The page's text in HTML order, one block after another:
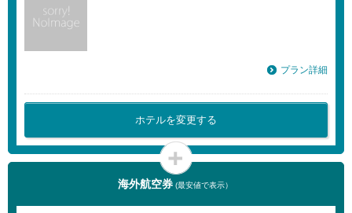
プラン詳細
ホテルを変更する
海外航空券 (最安値で表示）